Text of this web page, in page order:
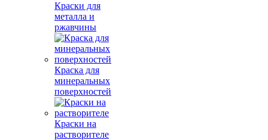
Краски для
металла и
ржавчины
Краска для
минеральных
поверхностей
Краски на
растворителе